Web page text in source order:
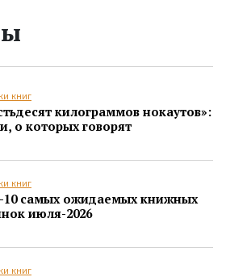
книг
килограммов нокаутов»:
о которых говорят
книг
самых ожидаемых книжных
июля-2026
книг